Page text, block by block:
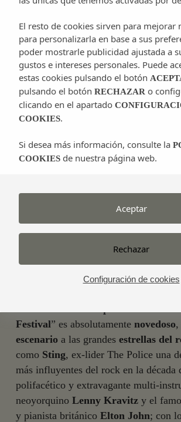
Un acontecimiento único de
directoysesiones
actual que fusionaránel rock y la
electrónica. El festival, el cual se
Laisla de Ibizahasta el momento no
certamen propio que la situase en el
festivales de música en vivo, como
Primavera Soundy elSónaren
Festival” es absolutamentenovedoso,
escenarioa las grandes estrellas del
como Sting, ex-lider The Police una
más influyentes del rock en la década
polifacético y extravagante multi-
neoyorquino Lenny Kravitzy el
y pianista británico Elton John; con
El resto de cookies sirven para mejorar
para personalizarla en base a sus
poder mostrarle publicidad ajustada a
gustos e intereses personales. Puede
estas cookies pulsando el botón
pulsando el botón RECHAZAR o
clicando en el apartado
COOKIES.
Si desea más información, consulte la
COOKIES de nuestra página web.
Configuración de cookies
Rechazar
Aceptar